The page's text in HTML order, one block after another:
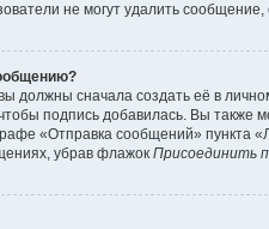
не могут удалить сообщение,
должны сначала создать её в
подпись добавилась. Вы
«Отправка сообщений» пункта
убрав флажок Присоединить